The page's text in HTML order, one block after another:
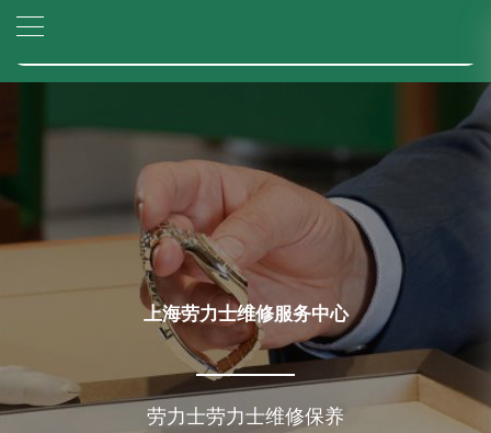
上海市徐汇区虹桥路3号港汇中心写字楼2座37层3705室（需提前预约）
节假日正常营业！
上海劳力士维修服务中心
劳力士劳力士维修保养